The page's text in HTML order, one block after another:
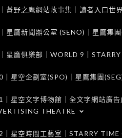
蒼野之鷹網站故事集｜讀者入口世
星鷹新聞辦公室 (SENO)｜星鷹集
星鷹俱樂部｜WORLD 9｜STARRY
｜星空企劃室(SPO)｜星鷹集團
｜星空文字博物館｜全文字網站廣
THEATRE
｜星空時間工藝室｜STARRY TIME